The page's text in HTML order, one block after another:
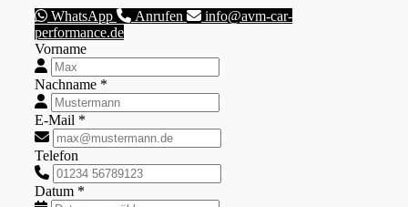
WhatsApp Anrufen
info@avm-car-
performance.de
Vorname
Nachname *
E-Mail *
Telefon
Datum *